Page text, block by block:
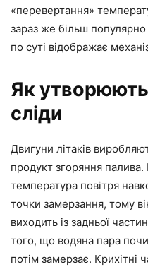
«перевертання»
зараз же більш
по суті відображає
Як
сліди
Двигуни літаків
продукт згоряння палива.
температура повітря
точки замерзання, тому
виходить із задньої
того, що водяна пара
потім замерзає. Крихітні